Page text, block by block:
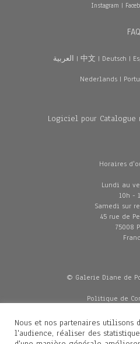
Instagram |
FAQ
العربية | 中文 | Deutsch |
Nederlands|
Logiciel pour Catalogue
Horaires
Lundi au
10h -
Samedi sur
45 rue de
75008
© Galerie Diane de
Politique de
Mentions
Nous et nos partenaires utilisons
l'audience, réaliser des